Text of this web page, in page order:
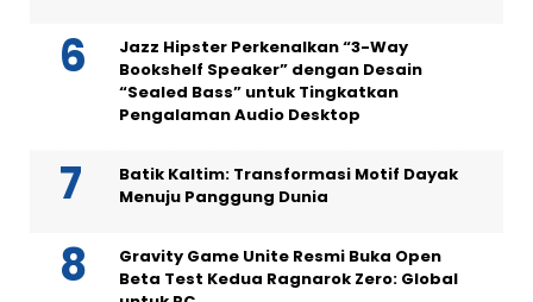
Jazz Hipster Perkenalkan “3-Way
Bookshelf Speaker” dengan Desain
“Sealed Bass” untuk Tingkatkan
Pengalaman Audio Desktop
Batik Kaltim: Transformasi Motif Dayak
Menuju Panggung Dunia
Gravity Game Unite Resmi Buka Open
Beta Test Kedua Ragnarok Zero: Global